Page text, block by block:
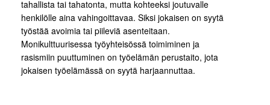
tahallista tai tahatonta, mutta kohteeksi joutuvalle
henkilölle aina vahingoittavaa. Siksi jokaisen on syytä
työstää avoimia tai piileviä asenteitaan.
Monikulttuurisessa työyhteisössä toimiminen ja
rasismiin puuttuminen on työelämän perustaito, jota
jokaisen työelämässä on syytä harjaannuttaa.